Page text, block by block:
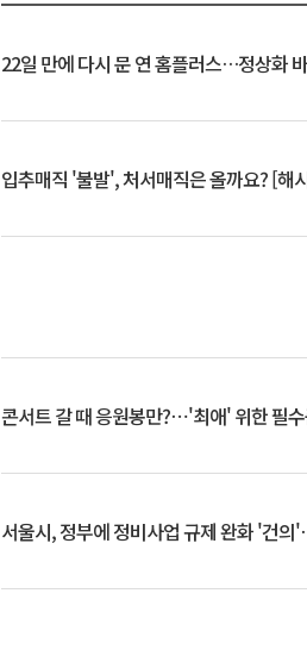
22일 만에 다시 문 연 홈플러스…정상화
입추매직 '불발', 처서매직은 올까요? [해
콘서트 갈 때 응원봉만?⋯'최애' 위한 필
서울시, 정부에 정비사업 규제 완화 '건